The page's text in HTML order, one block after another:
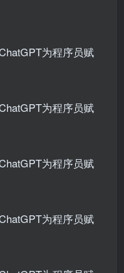
为程序员赋
为程序员赋
为程序员赋
为程序员赋